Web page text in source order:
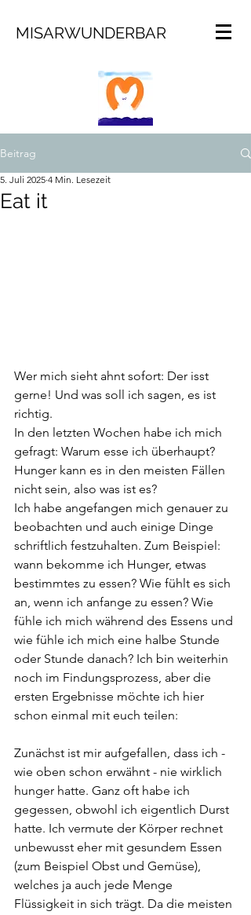
MISARWUNDERBAR
Beitrag
Eat it
5. Juli 2025 4 Min. Lesezeit
Wer mich sieht ahnt sofort: Der isst
gerne! Und was soll ich sagen, es ist
richtig.
In den letzten Wochen habe ich mich
gefragt: Warum esse ich überhaupt?
Hunger kann es in den meisten Fällen
nicht sein, also was ist es?
Ich habe angefangen mich genauer zu
beobachten und auch einige Dinge
schriftlich festzuhalten. Zum Beispiel:
wann bekomme ich Hunger, etwas
bestimmtes zu essen? Wie fühlt es sich
an, wenn ich anfange zu essen? Wie
fühle ich mich während des Essens und
wie fühle ich mich eine halbe Stunde
oder Stunde danach? Ich bin weiterhin
noch im Findungsprozess, aber die
ersten Ergebnisse möchte ich hier
schon einmal mit euch teilen:
Zunächst ist mir aufgefallen, dass ich -
wie oben schon erwähnt - nie wirklich
hunger hatte. Ganz oft habe ich
gegessen, obwohl ich eigentlich Durst
hatte. Ich vermute der Körper rechnet
unbewusst eher mit gesundem Essen
(zum Beispiel Obst und Gemüse),
welches ja auch jede Menge
Flüssigkeit in sich trägt. Da die meisten